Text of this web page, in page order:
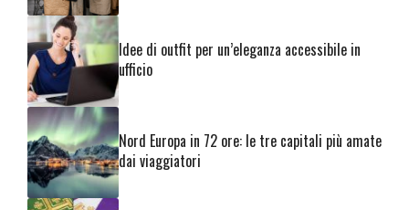
Idee di outfit per un’eleganza accessibile in
ufficio
Nord Europa in 72 ore: le tre capitali più amate
dai viaggiatori